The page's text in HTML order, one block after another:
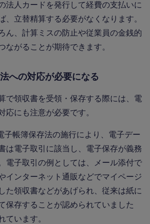
法人カードを発行して経費の支払いに
、立替精算する必要がなくなります。
ん、計算ミスの防止や従業員の金銭的
ながることが期待できます。
への対応が必要になる
で領収書を受領・保存する際には、電
応にも注意が必要です。
子帳簿保存法の施行により、電子デー
は電子取引に該当し、電子保存が義務
電子取引の例としては、メール添付で
インターネット通販などでマイページ
た領収書などがあげられ、従来は紙に
保存することが認められていました
ています。